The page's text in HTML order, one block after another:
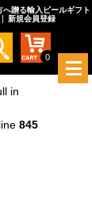
845
in
845
へ贈る輸入ビールギフト
新規会員登録
0
メ
ニ